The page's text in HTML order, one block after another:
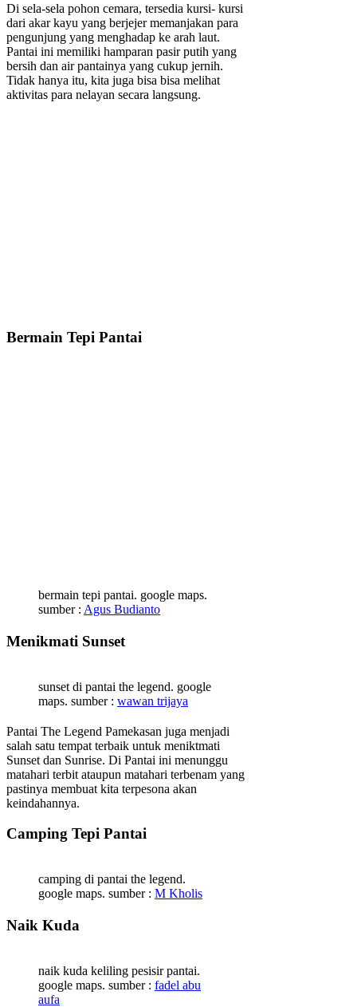
Di sela-sela pohon cemara, tersedia kursi- kursi
dari akar kayu yang berjejer memanjakan para
pengunjung yang menghadap ke arah laut.
Pantai ini memiliki hamparan pasir putih yang
bersih dan air pantainya yang cukup jernih.
Tidak hanya itu, kita juga bisa bisa melihat
aktivitas para nelayan secara langsung.
Bermain Tepi Pantai
bermain tepi pantai. google maps.
sumber : Agus Budianto
Menikmati Sunset
sunset di pantai the legend. google
maps. sumber : wawan trijaya
Pantai The Legend Pamekasan juga menjadi
salah satu tempat terbaik untuk meniktmati
Sunset dan Sunrise. Di Pantai ini menunggu
matahari terbit ataupun matahari terbenam yang
pastinya membuat kita terpesona akan
keindahannya.
Camping Tepi Pantai
camping di pantai the legend.
google maps. sumber : M Kholis
Naik Kuda
naik kuda keliling pesisir pantai.
google maps. sumber : fadel abu
aufa